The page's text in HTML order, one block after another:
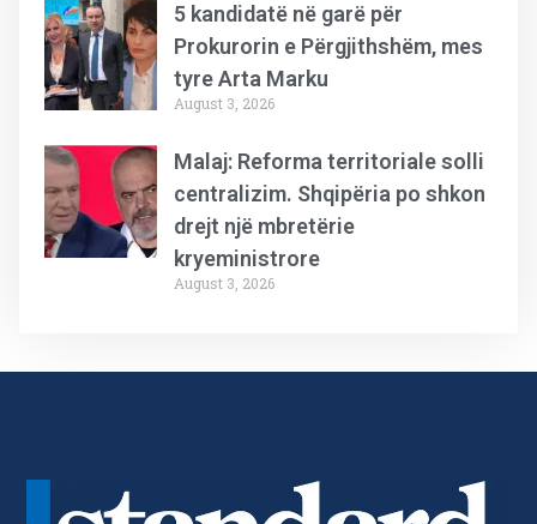
5 kandidatë në garë për
Prokurorin e Përgjithshëm, mes
tyre Arta Marku
August 3, 2026
Malaj: Reforma territoriale solli
centralizim. Shqipëria po shkon
drejt një mbretërie
kryeministrore
August 3, 2026